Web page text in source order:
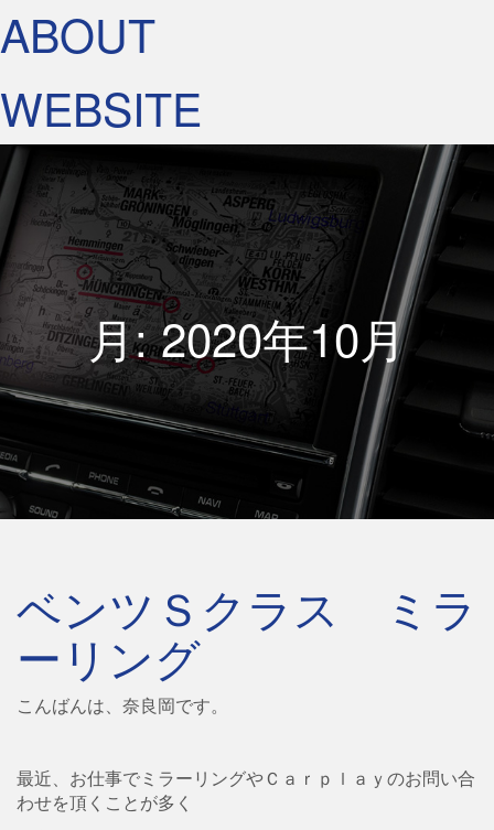
ABOUT
WEBSITE
月:2020年10月
ベンツＳクラス ミラ
ーリング
こんばんは、奈良岡です。
最近、お仕事でミラーリングやＣａｒｐｌａｙのお問い合
わせを頂くことが多く